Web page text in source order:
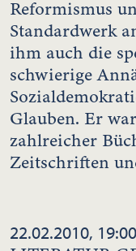
Reformismus
Standardwerk
ihm auch die
schwierige
Glauben. Er
zahlreicher
Zeitschriften
22.02.2010,